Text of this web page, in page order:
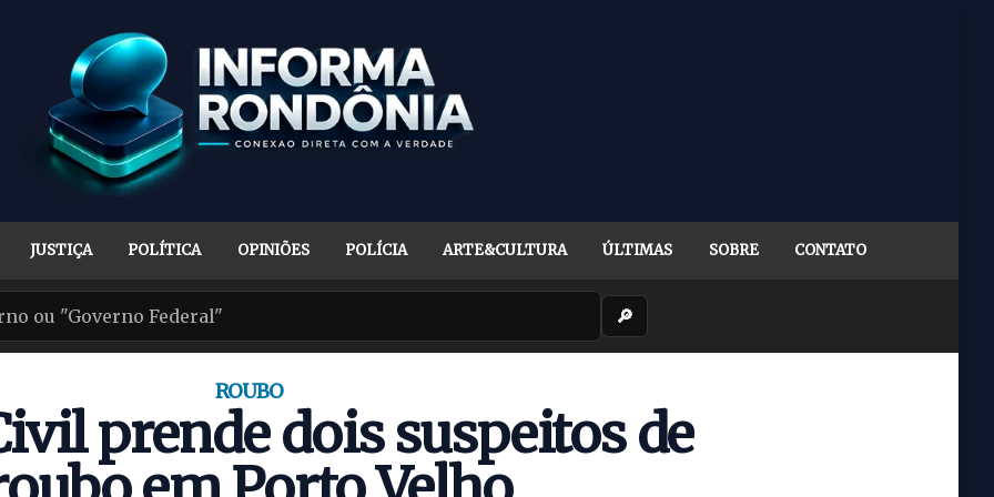
JUSTIÇA POLÍTICA OPINIÕES POLÍCIA ARTE&CULTURA ÚLTIMAS SOBRE CONTATO
🔎
ROUBO
prende dois suspeitos de